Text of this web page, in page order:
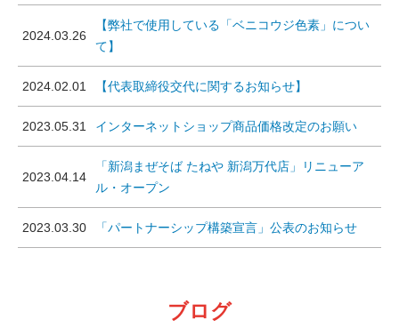
2024.03.26
【弊社で使用している「ベニコウジ色素」につい
て】
2024.02.01 【代表取締役交代に関するお知らせ】
2023.05.31 インターネットショップ商品価格改定のお願い
2023.04.14
「新潟まぜそば たねや 新潟万代店」リニューア
ル・オープン
2023.03.30 「パートナーシップ構築宣言」公表のお知らせ
ブログ